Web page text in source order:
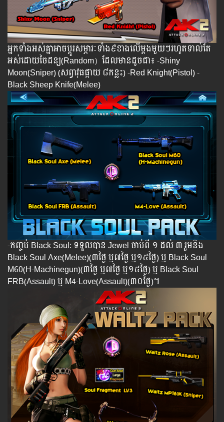
អ្នកទាំងអស់គ្នាអាចប្តូរសម្ភារៈទាំង៩ខាងលើម្តងមួយៗរហូតទាល់តែ
អស់ដោយចៃដន្យ(Random）ដែលមានដូចជា៖ -Shiny
Moon(Sniper) (សព្វាវុធផ្កាយ ៨កន្លះ) -Red Knight(Pistol) -
Black Sheep Knife(Melee)
-កញ្ចប់ Black Soul: ទទួលបាន Jewel ចាប់ពី ១ ដល់ ៣ រួមនិង
Black Soul Axe(Melee)(៣ថ្ងៃ ឬ៧ថ្ងៃ​ ឬ១៥ថ្ងៃ) ឬ Black Soul
M60(H-Machinegun)(៣ថ្ងៃ ឬ៧ថ្ងៃ​ ឬ១៥ថ្ងៃ)​ ឬ Black Soul
FRB(Assault) ឬ M4-Love(Assault)(៣០ថ្ងៃ)។